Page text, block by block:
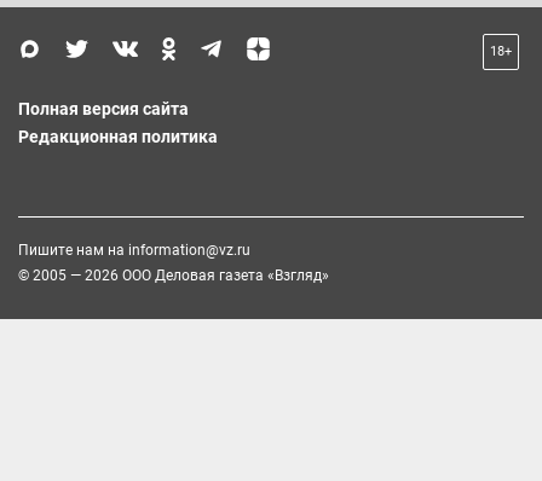
18+
Полная версия сайта
Редакционная политика
Пишите нам на information@vz.ru
© 2005 — 2026 ООО Деловая газета «Взгляд»